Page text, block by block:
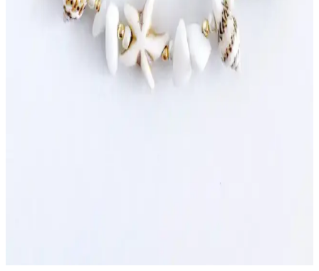
Geleneksel ve modern halhal modelleri, taşlar ve motiflerle stilinizi
zenginleştirir. Günlük ve özel günler için uygun seçenekler sunar,
kıyafet uyumu ve tarzınıza uygun modellerle şıklık yakalayın.
Kadınlar İçin Turkuaz Boncuklu Halhal: Geleneksel